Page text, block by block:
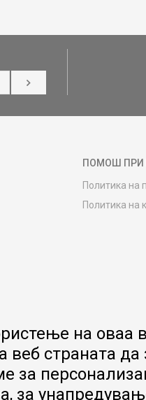
НАЈАВИ СЕ
ПОМОШ ПРИ
Политика на
Политика на
Product Finder
FAQs
на оваа
страната
за
за